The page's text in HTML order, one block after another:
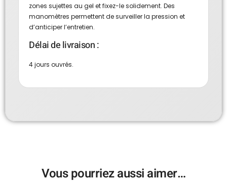
zones sujettes au gel et fixez-le solidement. Des
manomètres permettent de surveiller la pression et
d’anticiper l’entretien.
Délai de livraison :
4 jours ouvrés.
Vous pourriez aussi aimer…